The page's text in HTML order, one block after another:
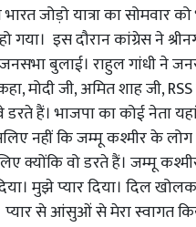
जोड़ो यात्रा का सोमवार को
गया। इस दौरान कांग्रेस ने
बुलाई। राहुल गांधी ने
मोदी जी, अमित शाह जी,
डरते हैं। भाजपा का कोई नेता
नहीं कि जम्मू कश्मीर के
क्योंकि वो डरते हैं। जम्मू
मुझे प्यार दिया। दिल
प्यार से आंसुओं से मेरा स्वागत